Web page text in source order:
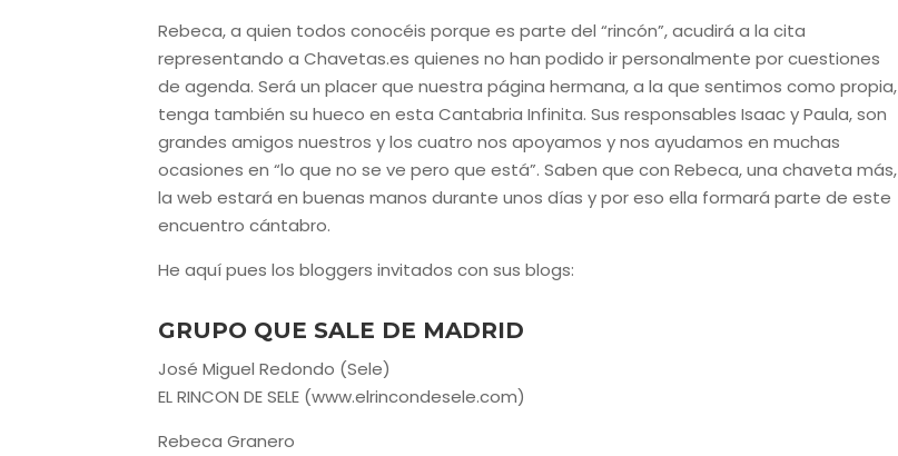
Rebeca, a quien todos conocéis porque es parte del “rincón”, acudirá a la cita
representando a Chavetas.es quienes no han podido ir personalmente por cuestiones
de agenda. Será un placer que nuestra página hermana, a la que sentimos como propia,
tenga también su hueco en esta Cantabria Infinita. Sus responsables Isaac y Paula, son
grandes amigos nuestros y los cuatro nos apoyamos y nos ayudamos en muchas
ocasiones en “lo que no se ve pero que está”. Saben que con Rebeca, una chaveta más,
la web estará en buenas manos durante unos días y por eso ella formará parte de este
encuentro cántabro.
He aquí pues los bloggers invitados con sus blogs:
GRUPO QUE SALE DE MADRID
José Miguel Redondo (Sele)
EL RINCON DE SELE (www.elrincondesele.com)
Rebeca Granero